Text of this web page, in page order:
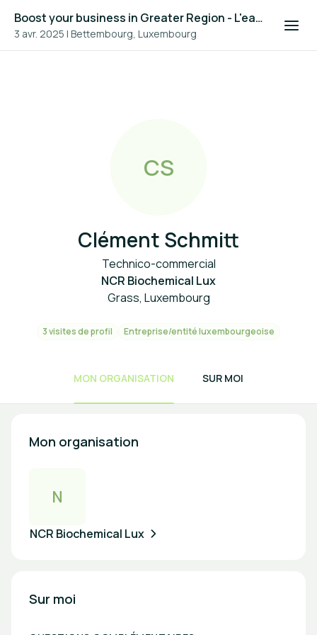
Boost your business in Greater Region - L'eau dans la construction en Grande Région 2025
3 avr. 2025 | Bettembourg, Luxembourg
CS
Clément Schmitt
Technico-commercial
NCR Biochemical Lux
Grass, Luxembourg
3 visites de profil Entreprise/entité luxembourgeoise
MON ORGANISATION SUR MOI
Mon organisation
N
NCR Biochemical Lux
Sur moi